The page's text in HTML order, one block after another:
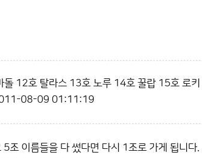
돌 12호 탈라스 13호 노루 14호 꿀랍 15호 로
08-09 01:11:19
5조 이름들을 다 썼다면 다시 1조로 가게 됩니다.